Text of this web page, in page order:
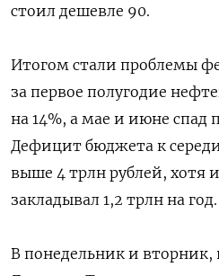
стоил дешевле 90.
Итогом стали проблемы
за первое полугодие
на 14%, а мае и июне спад
Дефицит бюджета к
выше 4 трлн рублей, хотя
закладывал 1,2 трлн на год.
В понедельник и вторник,